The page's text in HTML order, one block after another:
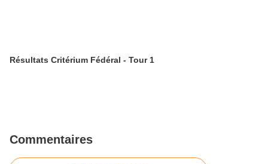
Résultats Critérium Fédéral - Tour 1
Commentaires